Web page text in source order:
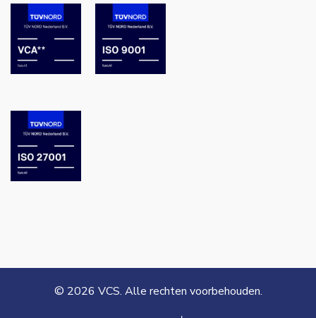
© 2026 VCS. Alle rechten voorbehouden.